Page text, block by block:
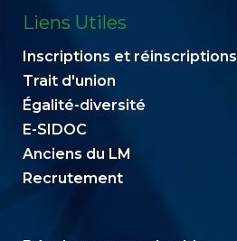
Liens Utiles
Inscriptions et réinscriptions
Trait d'union
Égalité-diversité
E-SIDOC
Anciens du LM
Recrutement